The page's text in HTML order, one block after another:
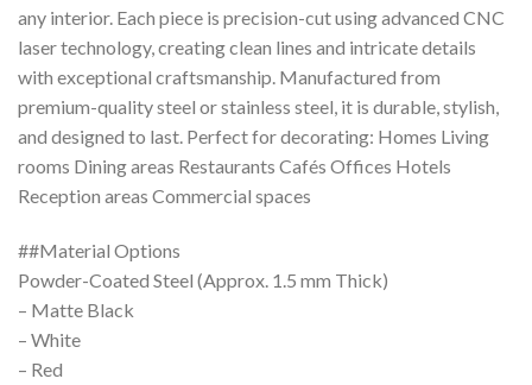
any interior. Each piece is precision-cut using advanced CNC
laser technology, creating clean lines and intricate details
with exceptional craftsmanship. Manufactured from
premium-quality steel or stainless steel, it is durable, stylish,
and designed to last. Perfect for decorating: Homes Living
rooms Dining areas Restaurants Cafés Offices Hotels
Reception areas Commercial spaces
##Material Options
Powder-Coated Steel (Approx. 1.5 mm Thick)
– Matte Black
– White
– Red